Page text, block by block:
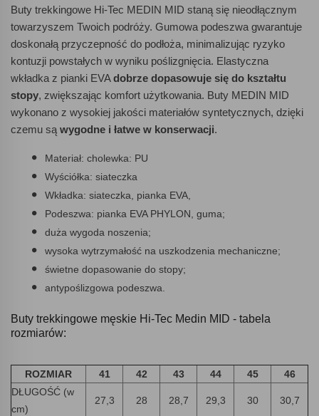
Buty trekkingowe Hi-Tec MEDIN MID staną się nieodłącznym
towarzyszem Twoich podróży. Gumowa podeszwa gwarantuje
doskonałą przyczepność do podłoża, minimalizując ryzyko
kontuzji powstałych w wyniku poślizgnięcia. Elastyczna
wkładka z pianki EVAdobrze dopasowuje się do kształtu
stopy, zwiększając komfort użytkowania. Buty MEDIN MID
wykonano z wysokiej jakości materiałów syntetycznych, dzięki
czemu sąwygodne i łatwe w konserwacji.
Materiał: cholewka: PU
Wyściółka: siateczka
Wkładka: siateczka, pianka EVA,
Podeszwa: pianka EVA PHYLON, guma;
duża wygoda noszenia;
wysoka wytrzymałość na uszkodzenia mechaniczne;
świetne dopasowanie do stopy;
antypoślizgowa podeszwa.
Buty trekkingowe męskie Hi-Tec Medin MID - tabela
rozmiarów:
ROZMIAR 41 42 43 44 45
46
DŁUGOŚĆ (w
cm)
27,3 28 28,7 29,3 30 30,7